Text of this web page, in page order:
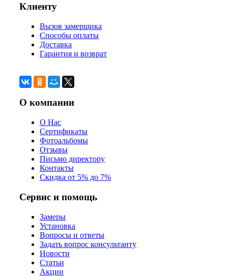
Клиенту
Вызов замерщика
Способы оплаты
Доставка
Гарантия и возврат
О компании
О Нас
Сертификаты
Фотоальбомы
Отзывы
Письмо директору
Контакты
Скидка от 5% до 7%
Сервис и помощь
Замеры
Установка
Вопросы и ответы
Задать вопрос консультанту
Новости
Статьи
Акции